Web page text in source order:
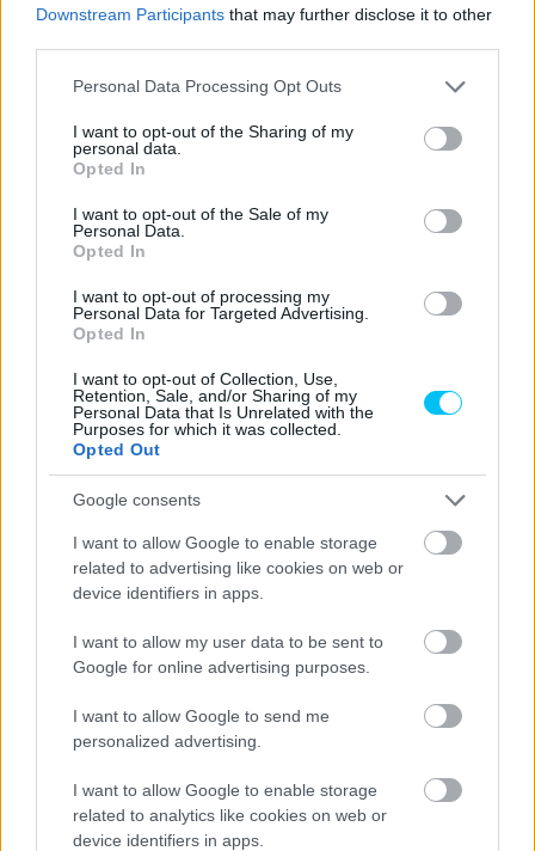
Downstream Participants that may further disclose it to other
Please note that this website/app uses one or more Google
not limited to your visit or usage behaviour. You may click to
grant or deny consent to Google and its third-party tags to
use your data for below specified purposes in below Google
consent section.
Personal Data Processing Opt Outs
I want to opt-out of the Sharing of my
personal data.
Opted In
I want to opt-out of the Sale of my
Personal Data.
Opted In
I want to opt-out of processing my
Personal Data for Targeted Advertising.
Opted In
I want to opt-out of Collection, Use,
Retention, Sale, and/or Sharing of my
Personal Data that Is Unrelated with the
Purposes for which it was collected.
Opted Out
Google consents
I want to allow Google to enable storage
related to advertising like cookies on web or
device identifiers in apps.
I want to allow my user data to be sent to
Google for online advertising purposes.
I want to allow Google to send me
personalized advertising.
I want to allow Google to enable storage
related to analytics like cookies on web or
device identifiers in apps.
szigeti TT-t!
– Jake Dixon a leggyorsabb,
Acosta negyedik
Palencsár Tibor
https://p1race.hu